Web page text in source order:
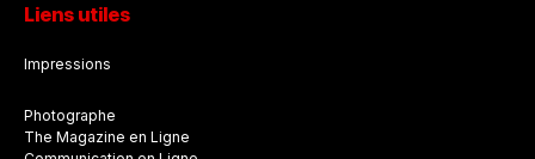
Liens utiles
Impressions
Photographe
The Magazine en Ligne